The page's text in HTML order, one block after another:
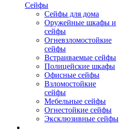
Сейфы
Сейфы для дома
Оружейные шкафы и
сейфы
Огневзломостойкие
сейфы
Встраиваемые сейфы
Полицейские шкафы
Офисные сейфы
Взломостойкие
сейфы
Мебельные сейфы
Огнестойкие сейфы
Эксклюзивные сейфы